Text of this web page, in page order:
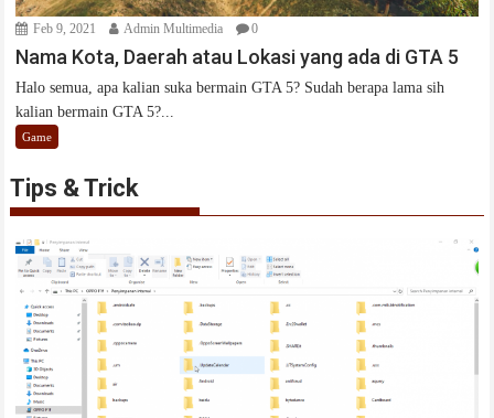
Feb 9, 2021 Admin Multimedia 0
Nama Kota, Daerah atau Lokasi yang ada di GTA 5
Halo semua, apa kalian suka bermain GTA 5? Sudah berapa lama sih
kalian bermain GTA 5?...
Game
Tips & Trick